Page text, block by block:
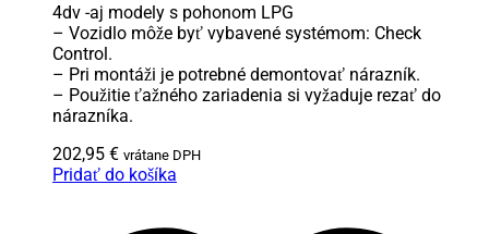
4dv -aj modely s pohonom LPG
– Vozidlo môže byť vybavené systémom: Check
Control.
– Pri montáži je potrebné demontovať nárazník.
– Použitie ťažného zariadenia si vyžaduje rezať do
nárazníka.
202,95 € vrátane DPH
Pridať do košíka